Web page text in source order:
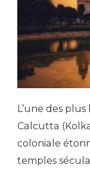
L’une des
Calcutta
coloniale
temples